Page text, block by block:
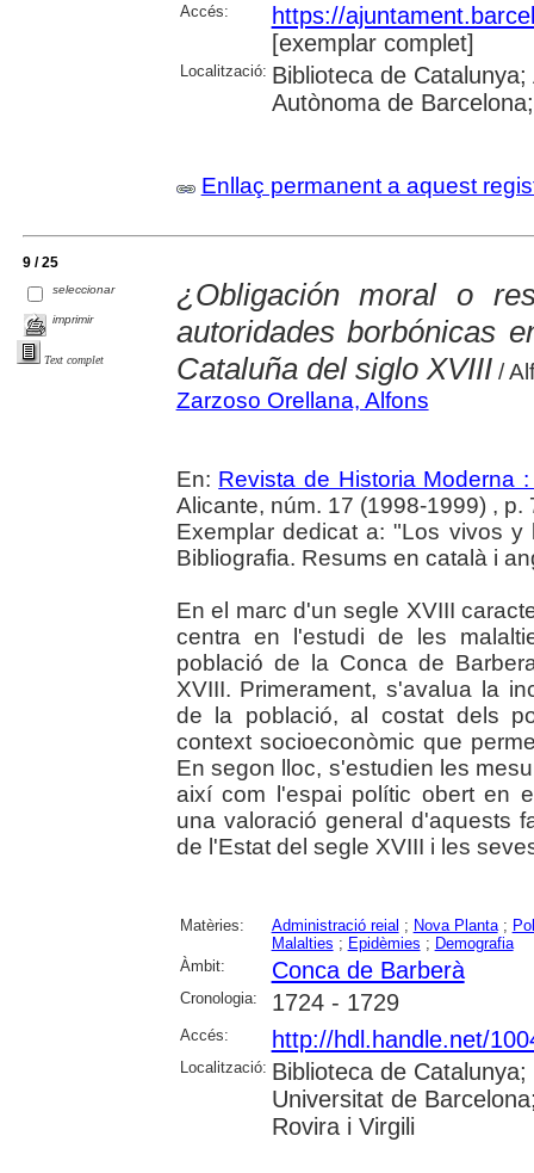
Accés:
https://
[exemplar complet]
Localització: Biblioteca de
Autònoma de
Enllaç permanent a aquest
9 / 25
seleccionar
imprimir
Text complet
¿Obligación moral o
autoridades borbónicas
Cataluña del siglo XVIII /
Zarzoso Orellana, Alfons
En: Revista de Historia Moderna
Alicante, núm. 17 (1998-1999) , p.
Exemplar dedicat a: "Los vivos
Bibliografia. Resums en català i
En el marc d'un segle XVIII
centra en l'estudi de les
població de la Conca de
XVIII. Primerament, s'avalua la
de la població, al costat dels
context socioeconòmic que
En segon lloc, s'estudien les
així com l'espai polític obert en
una valoració general d'aquests
de l'Estat del segle XVIII i les
Matèries: Administració reial ; Nova Planta;
Malalties ; Epidèmies ; Demografia
Àmbit:
Conca de Barberà
Cronologia: 1724 - 1729
Accés: http://hdl.handle.net/
Localització: Biblioteca de
Universitat de
Rovira i Virgili